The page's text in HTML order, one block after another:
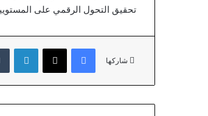
تحقيق التحول الرقمي على
شاركها
فيسبوكX